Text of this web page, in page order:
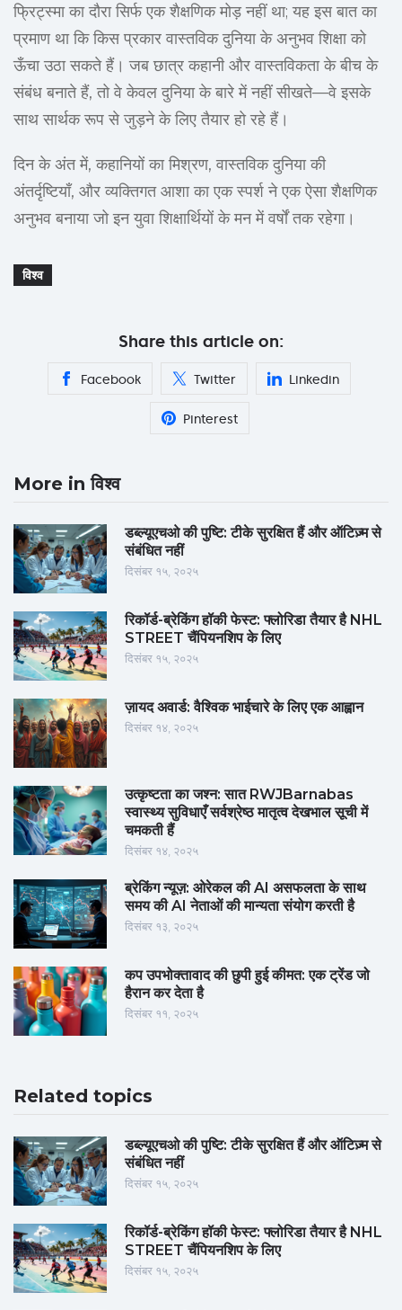
फ्रिट्स्मा का दौरा सिर्फ एक शैक्षणिक मोड़ नहीं था; यह इस बात का
प्रमाण था कि किस प्रकार वास्तविक दुनिया के अनुभव शिक्षा को
ऊँचा उठा सकते हैं। जब छात्र कहानी और वास्तविकता के बीच के
संबंध बनाते हैं, तो वे केवल दुनिया के बारे में नहीं सीखते—वे इसके
साथ सार्थक रूप से जुड़ने के लिए तैयार हो रहे हैं।
दिन के अंत में, कहानियों का मिश्रण, वास्तविक दुनिया की
अंतर्दृष्टियाँ, और व्यक्तिगत आशा का एक स्पर्श ने एक ऐसा शैक्षणिक
अनुभव बनाया जो इन युवा शिक्षार्थियों के मन में वर्षों तक रहेगा।
विश्व
Share this article on:
Facebook Twitter Linkedin
Pinterest
More in विश्व
डब्ल्यूएचओ की पुष्टि: टीके सुरक्षित हैं और ऑटिज़्म से
संबंधित नहीं
दिसंबर १५, २०२५
रिकॉर्ड-ब्रेकिंग हॉकी फेस्ट: फ्लोरिडा तैयार है NHL
STREET चैंपियनशिप के लिए
दिसंबर १५, २०२५
ज़ायद अवार्ड: वैश्विक भाईचारे के लिए एक आह्वान
दिसंबर १४, २०२५
उत्कृष्टता का जश्न: सात RWJBarnabas
स्वास्थ्य सुविधाएँ सर्वश्रेष्ठ मातृत्व देखभाल सूची में
चमकती हैं
दिसंबर १४, २०२५
ब्रेकिंग न्यूज़: ओरेकल की AI असफलता के साथ
समय की AI नेताओं की मान्यता संयोग करती है
दिसंबर १३, २०२५
कप उपभोक्तावाद की छुपी हुई कीमत: एक ट्रेंड जो
हैरान कर देता है
दिसंबर ११, २०२५
Related topics
डब्ल्यूएचओ की पुष्टि: टीके सुरक्षित हैं और ऑटिज़्म से
संबंधित नहीं
दिसंबर १५, २०२५
रिकॉर्ड-ब्रेकिंग हॉकी फेस्ट: फ्लोरिडा तैयार है NHL
STREET चैंपियनशिप के लिए
दिसंबर १५, २०२५